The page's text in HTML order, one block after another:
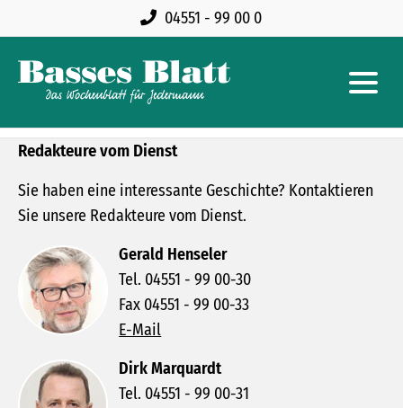
04551 - 99 00 0
Redakteure vom Dienst
Sie haben eine interessante Geschichte? Kontaktieren
Sie unsere Redakteure vom Dienst.
Gerald Henseler
Tel. 04551 - 99 00-30
Fax 04551 - 99 00-33
E-Mail
Dirk Marquardt
Tel. 04551 - 99 00-31